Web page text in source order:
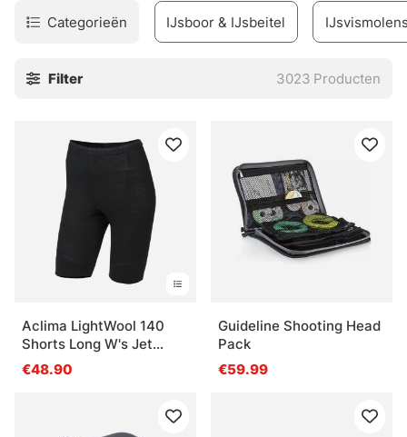
Categorieën IJsboor & IJsbeitel
Filter 3023 Producten
Aclima LightWool 140
Shorts Long W's Jet
Black
€48.90
Guideline Shooting Head
Pack
€59.99